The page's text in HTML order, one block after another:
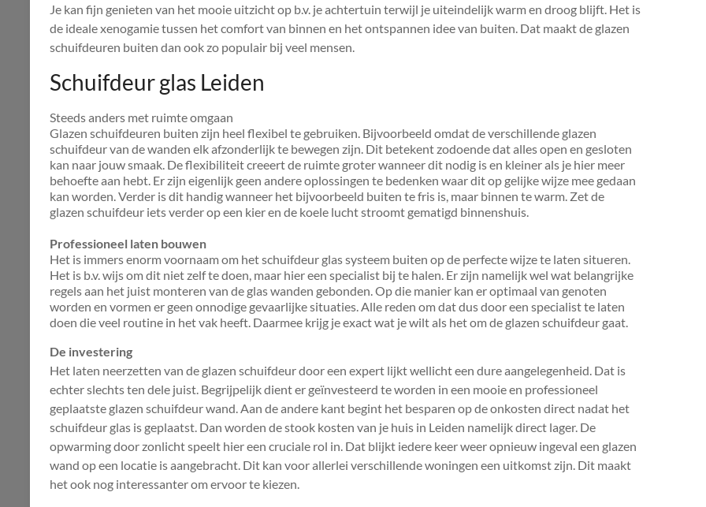
Je kan fijn genieten van het mooie uitzicht op b.v. je achtertuin terwijl je uiteindelijk warm en droog blijft. Het is
de ideale xenogamie tussen het comfort van binnen en het ontspannen idee van buiten. Dat maakt de glazen
schuifdeuren buiten dan ook zo populair bij veel mensen.
Schuifdeur glas Leiden
Steeds anders met ruimte omgaan
Glazen schuifdeuren buiten zijn heel flexibel te gebruiken. Bijvoorbeeld omdat de verschillende glazen
schuifdeur van de wanden elk afzonderlijk te bewegen zijn. Dit betekent zodoende dat alles open en gesloten
kan naar jouw smaak. De flexibiliteit creeert de ruimte groter wanneer dit nodig is en kleiner als je hier meer
behoefte aan hebt. Er zijn eigenlijk geen andere oplossingen te bedenken waar dit op gelijke wijze mee gedaan
kan worden. Verder is dit handig wanneer het bijvoorbeeld buiten te fris is, maar binnen te warm. Zet de
glazen schuifdeur iets verder op een kier en de koele lucht stroomt gematigd binnenshuis.
Professioneel laten bouwen
Het is immers enorm voornaam om het schuifdeur glas systeem buiten op de perfecte wijze te laten situeren.
Het is b.v. wijs om dit niet zelf te doen, maar hier een specialist bij te halen. Er zijn namelijk wel wat belangrijke
regels aan het juist monteren van de glas wanden gebonden. Op die manier kan er optimaal van genoten
worden en vormen er geen onnodige gevaarlijke situaties. Alle reden om dat dus door een specialist te laten
doen die veel routine in het vak heeft. Daarmee krijg je exact wat je wilt als het om de glazen schuifdeur gaat.
De investering
Het laten neerzetten van de glazen schuifdeur door een expert lijkt wellicht een dure aangelegenheid. Dat is
echter slechts ten dele juist. Begrijpelijk dient er geïnvesteerd te worden in een mooie en professioneel
geplaatste glazen schuifdeur wand. Aan de andere kant begint het besparen op de onkosten direct nadat het
schuifdeur glas is geplaatst. Dan worden de stook kosten van je huis in Leiden namelijk direct lager. De
opwarming door zonlicht speelt hier een cruciale rol in. Dat blijkt iedere keer weer opnieuw ingeval een glazen
wand op een locatie is aangebracht. Dit kan voor allerlei verschillende woningen een uitkomst zijn. Dit maakt
het ook nog interessanter om ervoor te kiezen.